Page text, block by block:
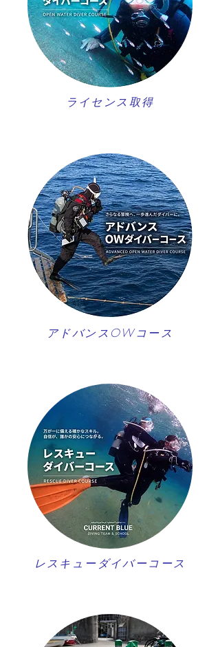
ライセンス取得
アドバンスOWコース
レスキューダイバーコース